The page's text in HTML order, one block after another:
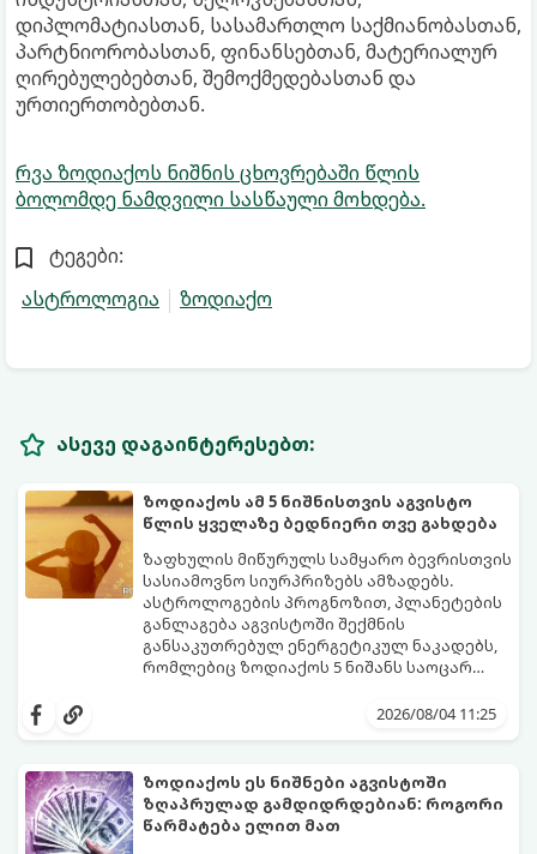
დიპლომატიასთან, სასამართლო საქმიანობასთან,
პარტნიორობასთან, ფინანსებთან, მატერიალურ
ღირებულებებთან, შემოქმედებასთან და
ურთიერთობებთან.
რვა ზოდიაქოს ნიშნის ცხოვრებაში წლის
ბოლომდე ნამდვილი სასწაული მოხდება.
ტეგები:
ასტროლოგია
ზოდიაქო
ასევე დაგაინტერესებთ:
ზოდიაქოს ამ 5 ნიშნისთვის აგვისტო
წლის ყველაზე ბედნიერი თვე გახდება
ზაფხულის მიწურულს სამყარო ბევრისთვის
სასიამოვნო სიურპრიზებს ამზადებს.
ასტროლოგების პროგნოზით, პლანეტების
განლაგება აგვისტოში შექმნის
განსაკუთრებულ ენერგეტიკულ ნაკადებს,
რომლებიც ზოდიაქოს 5 ნიშანს საოცარ
ყველაზე ბედნიერი თვე აღმოჩნდება.
2026/08/04 11:25
ზოდიაქოს ეს ნიშნები აგვისტოში
ზღაპრულად გამდიდრდებიან: როგორი
წარმატება ელით მათ